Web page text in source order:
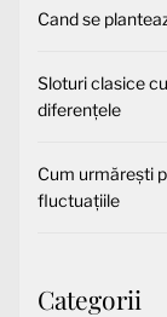
Cand se
Sloturi clasice
diferențele
Cum urmărești
fluctuațiile
Categorii